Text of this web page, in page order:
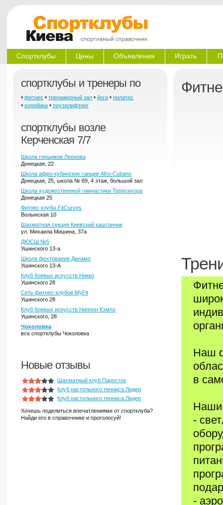
Спортклубы Цены Объявления Играть
спортклубы и тренеры по
• фитнес • тренажерный зал • йога • пилатес
• аэробика • пауэрлифтинг
спортклубы возле
Керченская 7/7
Школа гонщиков Леонова
Донецкая, 22
Школа афро-кубинских танцев Afro-Cubano
Донецкая, 25, школа № 69, 4 этаж, большой зал
Школа художественной гимнастики Терпсихора
Донецкая 25
Фитнес клубы FitCurves
Волынская 10
Шахматная секция Киевский каштанчик
ул. Михаила Мишина, 37а
ДЮСШ №5
Ушинского 13-а
Школа фехтования Динамо
Ушинского 13-А
Клуб боевых искусств Никко
Ушинского 28
Сеть фитнес-клубов MyFit
Ушинского 28
Клуб боевых искусств Ниппон Кэмпо
Ушинского, 28
Чоколовка
все спортклубы Чоколовка
Новые отзывы
Шахматный клуб Паросток
Клуб настольного тенниса Лидер
Клуб настольного тенниса Лидер
Хочешь поделиться впечатлениями от спортклуба?
Найди его в справочнике и проголосуй!
Наш
в
Наши
-
-